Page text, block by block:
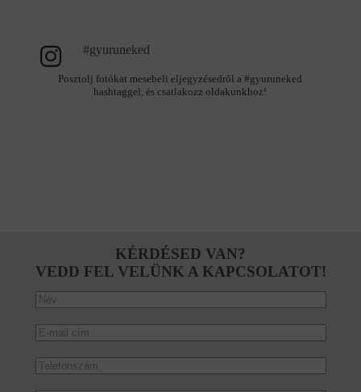
#gyuruneked
Posztolj fotókat mesebeli eljegyzésedről a #gyuruneked
hashtaggel, és csatlakozz oldakunkhoz!
KÉRDÉSED VAN?
VEDD FEL VELÜNK A KAPCSOLATOT!